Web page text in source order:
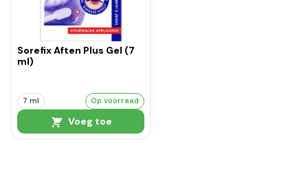
Sorefix Aften Plus Gel (7
ml)
7 ml Op voorraad
Voeg toe